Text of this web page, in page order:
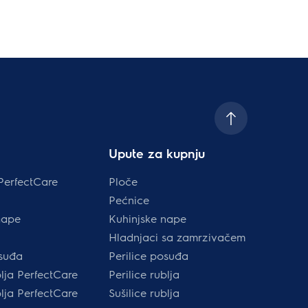
PerfectCare
PerfectCare
Upute za kupnju
Ploče
Pećnice
Kuhinjske nape
Hladnjaci sa zamrzivačem
Perilice posuđa
Perilice rublja
Sušilice rublja